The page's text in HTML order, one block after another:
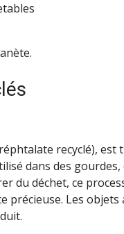
recyclé), est
dans des gourdes,
du déchet, ce
précieuse. Les objets